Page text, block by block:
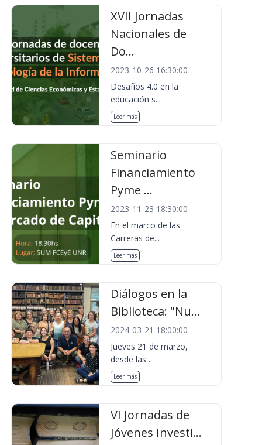
XVII Jornadas
Nacionales de
Do...
2023-10-26 16:30:00
Desafíos 4.0 en la
educación s...
Leer más
Seminario
Financiamiento
Pyme ...
2023-11-23 18:30:00
En el marco de las
Carreras de...
Leer más
Diálogos en la
Biblioteca: "Nu...
2024-03-21 18:00:00
Jueves 21 de marzo,
desde las ...
Leer más
VI Jornadas de
Jóvenes Investi...